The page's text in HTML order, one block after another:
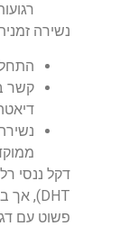
נשירה
קשר
דקל ננסי
DHT),
אך
פשוט עם